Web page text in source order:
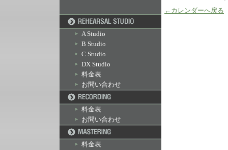
A Studio
B Studio
C Studio
DX Studio
料金表
お問い合わせ
料金表
お問い合わせ
料金表
←カレンダーへ戻る